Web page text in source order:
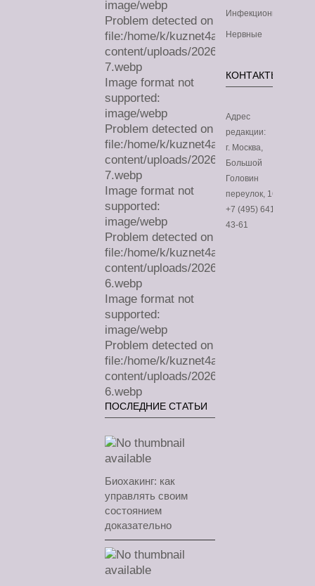
image/webp
Problem detected on
file:/home/k/kuznet4a/
content/uploads/2026/07/sa-
7.webp
Image format not
supported:
image/webp
Problem detected on
file:/home/k/kuznet4a/
content/uploads/2026/07/sa-
7.webp
Image format not
supported:
image/webp
Problem detected on
file:/home/k/kuznet4a/
content/uploads/2026/07/sa-
6.webp
Image format not
supported:
image/webp
Problem detected on
file:/home/k/kuznet4a/
content/uploads/2026/07/sa-
6.webp
ПОСЛЕДНИЕ СТАТЬИ
Биохакинг: как
управлять своим
состоянием
доказательно
Инфекционные
Нервные
КОНТАКТЫ
Адрес
редакции:
г. Москва,
Большой
Головин
переулок, 16
+7 (495) 641-
43-61